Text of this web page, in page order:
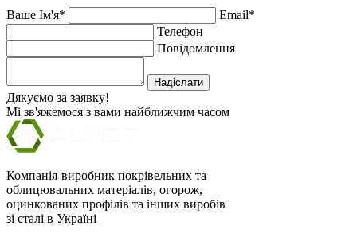
Ваше Ім'я*
Email*
Телефон
Повідомлення
Надіслати
Дякуємо за заявку!
Мі зв'яжемося з вами найближчим часом
Компанія-виробник покрівельних та
облицювальних матеріалів, огорож,
оцинкованих профілів та інших виробів
зі сталі в Україні